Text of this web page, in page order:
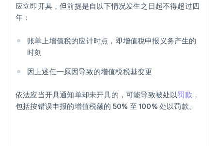
应立即开具，但前提是自以下情况发生之日起不得超过四
年：
账单上增值税的应计时点，即增值税申报义务产生的
时刻
因上述任一原因导致的增值税税基变更
依法应当开具通知单却未开具的，可能导致被处以罚款 ，
包括按错误申报的增值税额的 50% 至 100% 处以罚款。